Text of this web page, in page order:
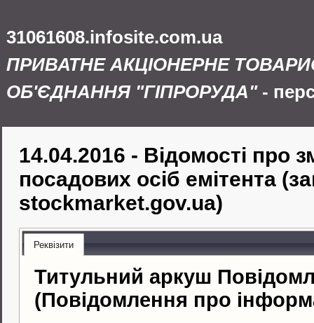
31061608.infosite.com.ua
ПРИВАТНЕ АКЦІОНЕРНЕ
ОБ'ЄДНАННЯ "ГІПРОРУДА"-
14.04.2016 - Відомості про
посадових осіб емітента
stockmarket.gov.ua)
Реквізити
Титульний аркуш
(Повідомлення про